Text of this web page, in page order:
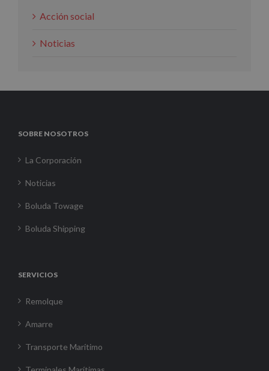
Acción social
Noticias
SOBRE NOSOTROS
La Corporación
Noticias
Boluda Towage
Boluda Shipping
SERVICIOS
Remolque
Amarre
Transporte Marítimo